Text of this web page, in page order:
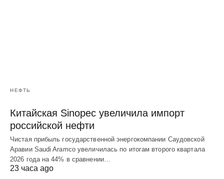
НЕФТЬ
Китайская Sinopec увеличила импорт
российской нефти
Чистая прибыль государственной энергокомпании Саудовской
Аравии Saudi Aramco увеличилась по итогам второго квартала
2026 года на 44% в сравнении…
23 часа ago